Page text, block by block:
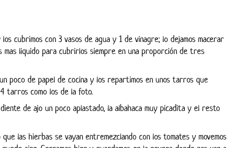
cubrimos con 3 vasos de agua y 1 de vinagre; lo dejamos macerar
mas liquido para cubrirlos siempre en una proporción de tres
poco de papel de cocina y los repartimos en unos tarros que
tarros como los de la foto.
de ajo un poco aplastado, la albahaca muy picadita y el resto
las hierbas se vayan entremezclando con los tomates y movemos